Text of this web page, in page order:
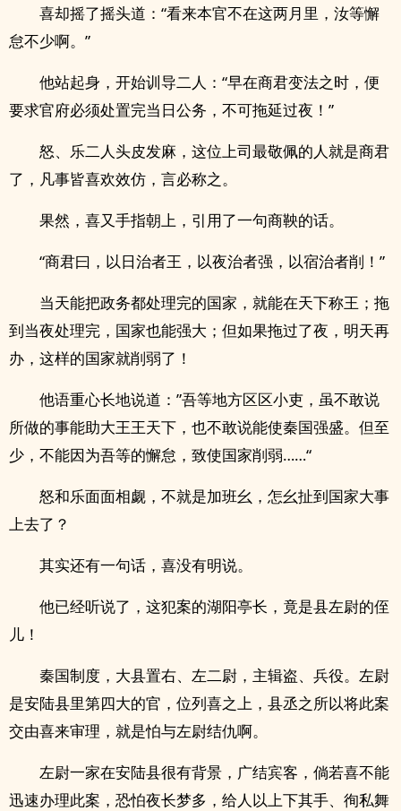
喜却摇了摇头道：“看来本官不在这两月里，汝等懈
怠不少啊。”
他站起身，开始训导二人：“早在商君变法之时，便
要求官府必须处置完当日公务，不可拖延过夜！”
怒、乐二人头皮发麻，这位上司最敬佩的人就是商君
了，凡事皆喜欢效仿，言必称之。
果然，喜又手指朝上，引用了一句商鞅的话。
“商君曰，以日治者王，以夜治者强，以宿治者削！”
当天能把政务都处理完的国家，就能在天下称王；拖
到当夜处理完，国家也能强大；但如果拖过了夜，明天再
办，这样的国家就削弱了！
他语重心长地说道：”吾等地方区区小吏，虽不敢说
所做的事能助大王王天下，也不敢说能使秦国强盛。但至
少，不能因为吾等的懈怠，致使国家削弱……“
怒和乐面面相觑，不就是加班幺，怎幺扯到国家大事
上去了？
其实还有一句话，喜没有明说。
他已经听说了，这犯案的湖阳亭长，竟是县左尉的侄
儿！
秦国制度，大县置右、左二尉，主辑盗、兵役。左尉
是安陆县里第四大的官，位列喜之上，县丞之所以将此案
交由喜来审理，就是怕与左尉结仇啊。
左尉一家在安陆县很有背景，广结宾客，倘若喜不能
迅速办理此案，恐怕夜长梦多，给人以上下其手、徇私舞